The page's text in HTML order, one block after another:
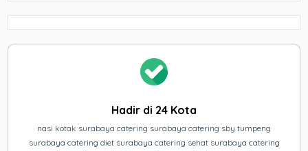
Hadir di 24 Kota
nasi kotak surabaya catering surabaya catering sby tumpeng
surabaya catering diet surabaya catering sehat surabaya catering